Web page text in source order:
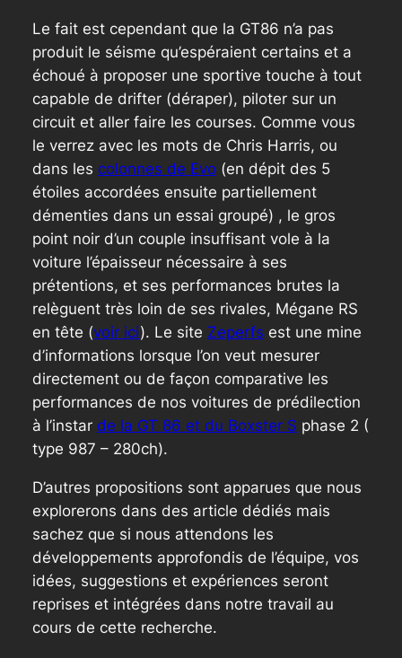
Le fait est cependant que la GT86 n’a pas
produit le séisme qu’espéraient certains et a
échoué à proposer une sportive touche à tout
capable de drifter (déraper), piloter sur un
circuit et aller faire les courses. Comme vous
le verrez avec les mots de Chris Harris, ou
dans les colonnes de Evo(en dépit des 5
étoiles accordées ensuite partiellement
démenties dans un essai groupé) , le gros
point noir d’un couple insuffisant vole à la
voiture l’épaisseur nécessaire à ses
prétentions, et ses performances brutes la
relèguent très loin de ses rivales, Mégane RS
en tête (voir ici). Le site Zeperfs est une mine
d’informations lorsque l’on veut mesurer
directement ou de façon comparative les
performances de nos voitures de prédilection
à l’instar de la GT 86 et du Boxster S phase 2 (
type 987 – 280ch).
D’autres propositions sont apparues que nous
explorerons dans des article dédiés mais
sachez que si nous attendons les
développements approfondis de l’équipe, vos
idées, suggestions et expériences seront
reprises et intégrées dans notre travail au
cours de cette recherche.